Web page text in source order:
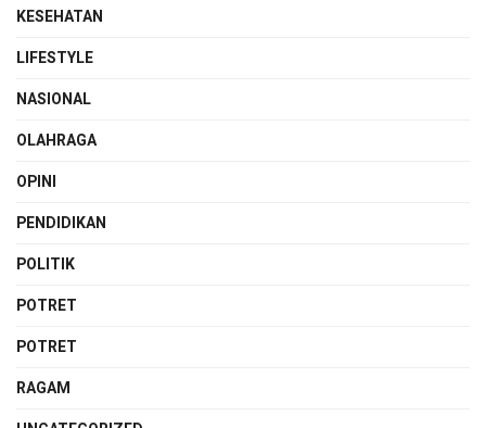
KESEHATAN
LIFESTYLE
NASIONAL
OLAHRAGA
OPINI
PENDIDIKAN
POLITIK
POTRET
POTRET
RAGAM